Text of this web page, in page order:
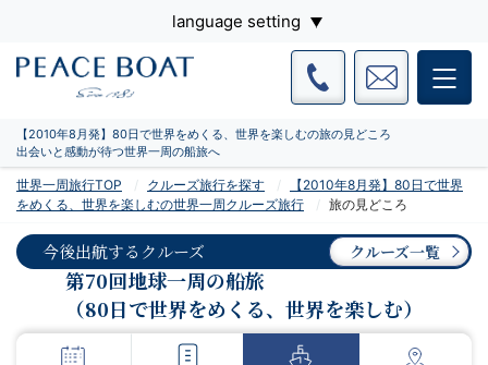
language setting
【2010年8月発】80日で世界をめくる、世界を楽しむの旅の見どころ
出会いと感動が待つ世界一周の船旅へ
世界一周旅行TOP クルーズ旅行を探す
【2010年8月発】80日で世界
をめくる、世界を楽しむの世界一周クルーズ旅行
旅の見どころ
今後出航するクルーズ クルーズ一覧
第70回地球一周の船旅
（80日で世界をめくる、世界を楽しむ）